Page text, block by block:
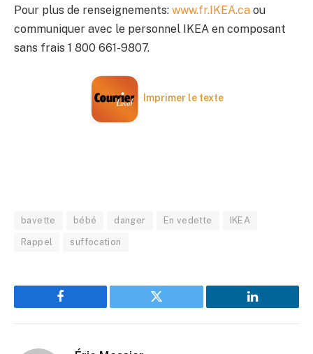
Pour plus de renseignements: www.fr.IKEA.ca ou
communiquer avec le personnel IKEA en composant
sans frais 1 800 661-9807.
Imprimer le texte
bavette bébé danger En vedette IKEA
Rappel suffocation
Facebook Twitter LinkedIn